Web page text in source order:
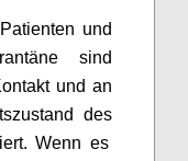
und
sind
undan
des
Wenn es